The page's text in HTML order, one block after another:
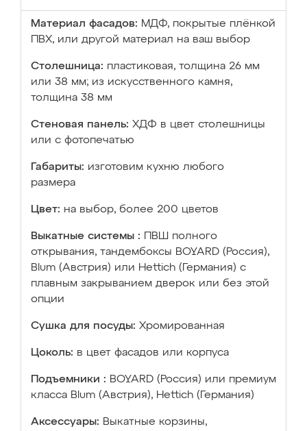
Материал фасадов: МДФ, покрытые плёнкой
ПВХ, или другой материал на ваш выбор
Столешница: пластиковая, толщина 26 мм
или 38 мм; из искусственного камня,
толщина 38 мм
Стеновая панель: ХДФ в цвет столешницы
или с фотопечатью
Габариты: изготовим кухню любого
размера
Цвет: на выбор, более 200 цветов
Выкатные системы :
ПВШ полного
открывания, тандембоксы BOYARD (Россия),
Blum (Австрия) или Hettich (Германия) с
плавным закрыванием дверок или без этой
опции
Сушка для посуды: Хромированная
Цоколь: в цвет фасадов или корпуса
Подъемники : BOYARD (Россия) или премиум
класса Blum (Австрия), Hettich (Германия)
Аксессуары: Выкатные корзины,